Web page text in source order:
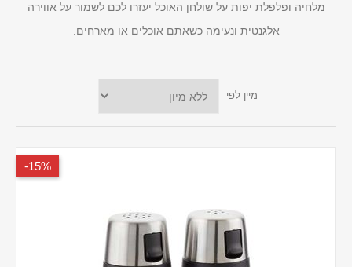
מלחיה ופלפלת יפות על שולחן האוכל יעזרו לכם לשמור על אווירה
אלגנטית ונעימה כשאתם אוכלים או מארחים.
מיין לפי
15%-